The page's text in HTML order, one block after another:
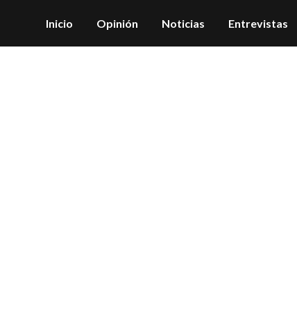
Inicio Opinión Noticias Entrevistas